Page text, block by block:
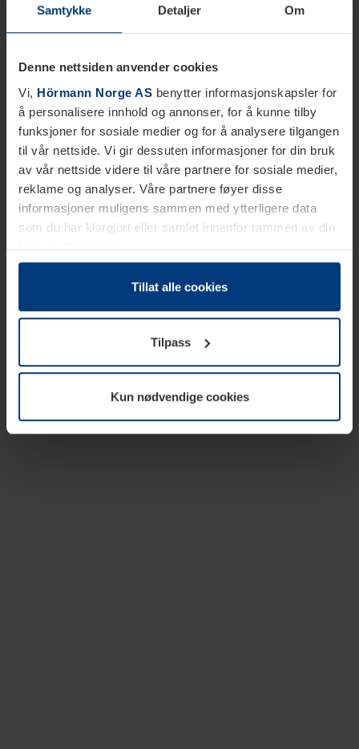
Samtykke Detaljer Om
Denne nettsiden anvender cookies
Vi, Hörmann Norge AS benytter informasjonskapsler for
å personalisere innhold og annonser, for å kunne tilby
funksjoner for sosiale medier og for å analysere tilgangen
til vår nettside. Vi gir dessuten informasjoner for din bruk
av vår nettside videre til våre partnere for sosiale medier,
reklame og analyser. Våre partnere føyer disse
informasjoner muligens sammen med ytterligere data
som du har klargjort eller samlet innenfor rammen av din
bruk av tjenestene.
Etter loven kan vi lagre informasjonskapsler på din
datamaskin, hvis disse er absolutt nødvendig for drift av
trenger vi din tillatelse. Du kan når som helst endre eller
tilbakekalle ditt samtykke i forklaringen av
informasjonskapselen på sidenPersonvernerklæringpå
Tillat alle cookies
Tilpass
Kun nødvendige cookies